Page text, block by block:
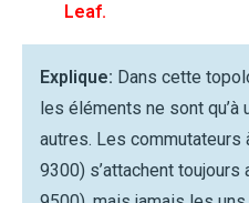
Leaf.
Explique: Dans cette
les éléments ne sont qu’à
autres. Les
9300) s’attachent